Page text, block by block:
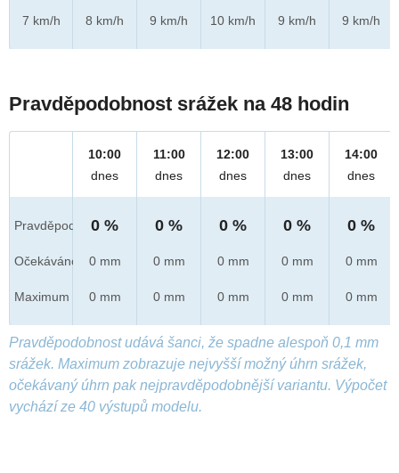
7 km/h
8 km/h
9 km/h
10 km/h
9 km/h
9 km/h
Pravděpodobnost srážek na 48 hodin
Pravděpod.
Očekáváno
Maximum
10:00
dnes
0 %
0 mm
0 mm
11:00
dnes
0 %
0 mm
0 mm
12:00
dnes
0 %
0 mm
0 mm
13:00
dnes
0 %
0 mm
0 mm
14:00
dnes
0 %
0 mm
0 mm
Pravděpodobnost udává šanci, že spadne alespoň 0,1 mm
srážek. Maximum zobrazuje nejvyšší možný úhrn srážek,
očekávaný úhrn pak nejpravděpodobnější variantu. Výpočet
vychází ze 40 výstupů modelu.